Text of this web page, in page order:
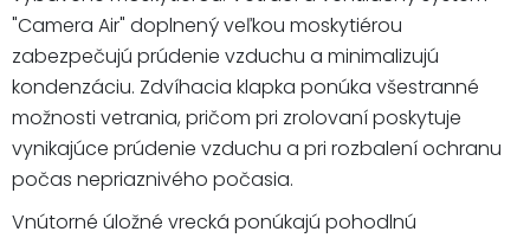
"Camera Air" doplnený veľkou moskytiérou
zabezpečujú prúdenie vzduchu a minimalizujú
kondenzáciu. Zdvíhacia klapka ponúka všestranné
možnosti vetrania, pričom pri zrolovaní poskytuje
vynikajúce prúdenie vzduchu a pri rozbalení ochranu
počas nepriaznivého počasia.
Vnútorné úložné vrecká ponúkajú pohodlnú